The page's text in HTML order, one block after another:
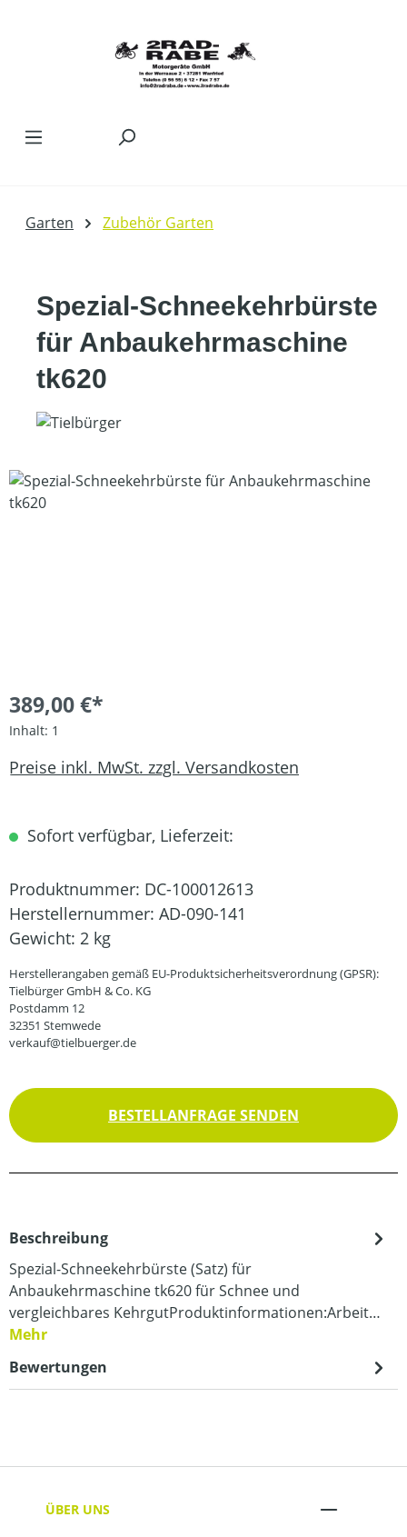
Garten Zubehör Garten
Spezial-Schneekehrbürste
für Anbaukehrmaschine
tk620
Bildergalerie überspringen
389,00 €*
Inhalt: 1
Preise inkl. MwSt. zzgl. Versandkosten
Sofort verfügbar, Lieferzeit:
Produktnummer: DC-100012613
Herstellernummer: AD-090-141
Gewicht: 2 kg
Herstellerangaben gemäß EU-Produktsicherheitsverordnung (GPSR):
Tielbürger GmbH & Co. KG
Postdamm 12
32351 Stemwede
verkauf@tielbuerger.de
BESTELLANFRAGE SENDEN
Beschreibung
Spezial-Schneekehrbürste (Satz) für
Anbaukehrmaschine tk620 für Schnee und
vergleichbares KehrgutProduktinformationen:Arbeit…
Mehr
Bewertungen
ÜBER UNS